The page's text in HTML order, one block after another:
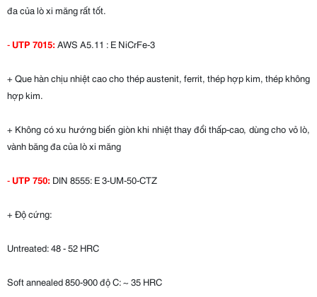
đa của lò xi măng rất tốt.
- UTP 7015: AWS A5.11 : E NiCrFe-3
+ Que hàn chịu nhiệt cao cho thép austenit, ferrit, thép hợp kim, thép không
hợp kim.
+ Không có xu hướng biến giòn khi nhiệt thay đổi thấp-cao, dùng cho vỏ lò,
vành băng đa của lò xi măng
- UTP 750: DIN 8555: E 3-UM-50-CTZ
+ Độ cứng:
Untreated: 48 - 52 HRC
Soft annealed 850-900 độ C: ~ 35 HRC